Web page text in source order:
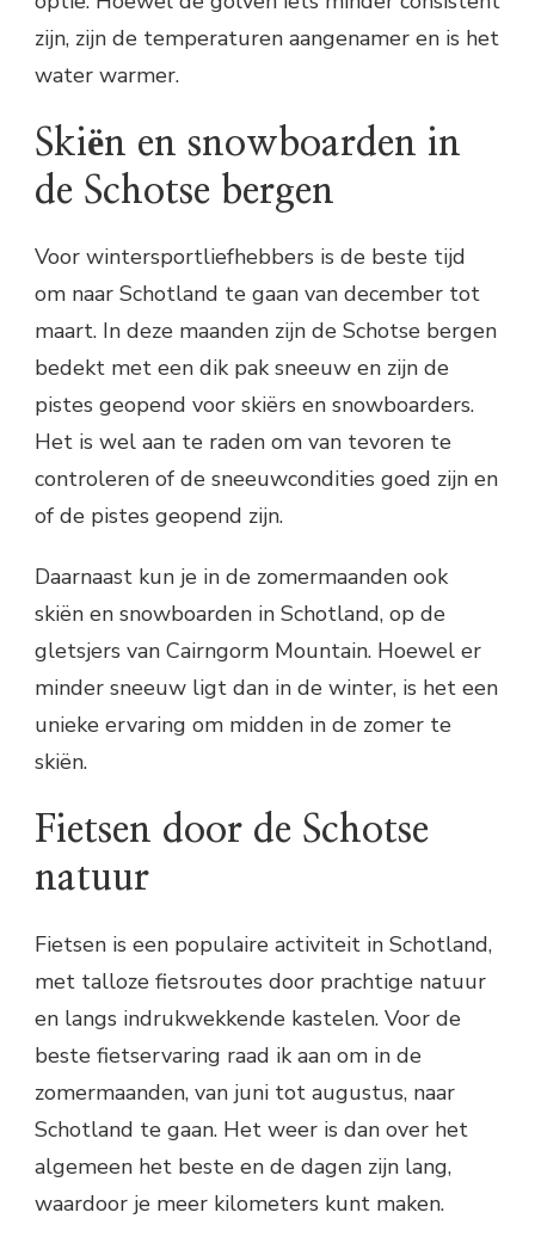
zijn, zijn de temperaturen aangenamer en is het
water warmer.
Skiën en snowboarden in
de Schotse bergen
Voor wintersportliefhebbers is de beste tijd
om naar Schotland te gaan van december tot
maart. In deze maanden zijn de Schotse bergen
bedekt met een dik pak sneeuw en zijn de
pistes geopend voor skiërs en snowboarders.
Het is wel aan te raden om van tevoren te
controleren of de sneeuwcondities goed zijn en
of de pistes geopend zijn.
Daarnaast kun je in de zomermaanden ook
skiën en snowboarden in Schotland, op de
gletsjers van Cairngorm Mountain. Hoewel er
minder sneeuw ligt dan in de winter, is het een
unieke ervaring om midden in de zomer te
skiën.
Fietsen door de Schotse
natuur
Fietsen is een populaire activiteit in Schotland,
met talloze fietsroutes door prachtige natuur
en langs indrukwekkende kastelen. Voor de
beste fietservaring raad ik aan om in de
zomermaanden, van juni tot augustus, naar
Schotland te gaan. Het weer is dan over het
algemeen het beste en de dagen zijn lang,
waardoor je meer kilometers kunt maken.